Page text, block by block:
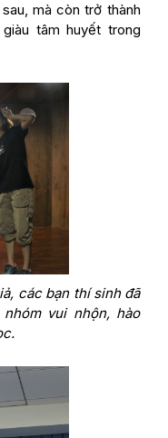
mà còn trở thành
tâm huyết trong
các bạn thí sinh đã
vui nhộn, hào